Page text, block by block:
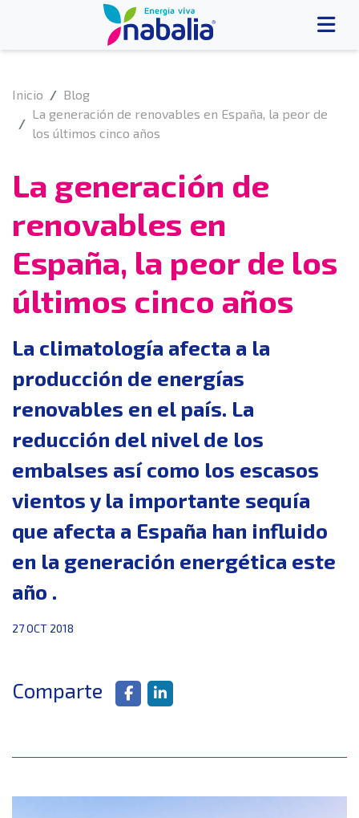
Inicio
Blog
La generación de renovables en España, la peor de
los últimos cinco años
La generación de
renovables en
España, la peor de los
últimos cinco años
La climatología afecta a la
producción de energías
renovables en el país. La
reducción del nivel de los
embalses así como los escasos
vientos y la importante sequía
que afecta a España han influido
en la generación energética este
año .
27 OCT 2018
Comparte